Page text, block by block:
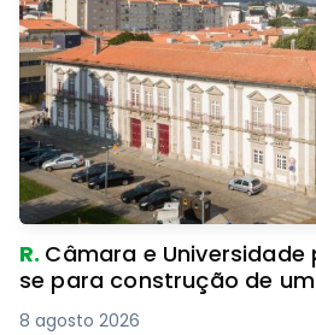
R. Câmara e
se para construção de
8 agosto 2026